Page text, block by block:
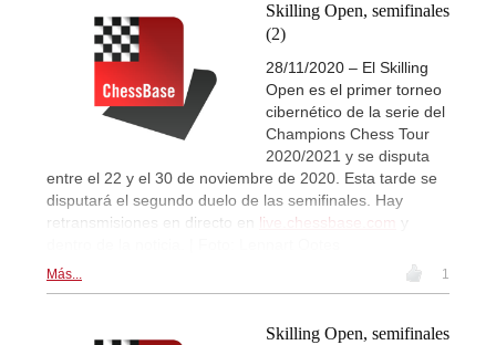
Skilling Open, semifinales
(2)
28/11/2020 – El Skilling
Open es el primer torneo
cibernético de la serie del
Champions Chess Tour
2020/2021 y se disputa
entre el 22 y el 30 de noviembre de 2020. Esta tarde se
disputará el segundo duelo de las semifinales. Hay
retransmisiones en directo en live.chessbase.com
Más... 1
Skilling Open, semifinales